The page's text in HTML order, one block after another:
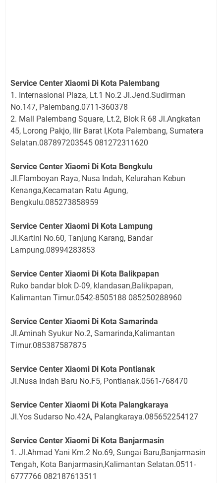
Service Center Xiaomi Di Kota Palembang
1. Internasional Plaza, Lt.1 No.2 Jl.Jend.Sudirman
No.147, Palembang.0711-360378
2. Mall Palembang Square, Lt.2, Blok R 68 Jl.Angkatan
45, Lorong Pakjo, Ilir Barat I,Kota Palembang, Sumatera
Selatan.087897203545 081272311620
Service Center Xiaomi Di Kota Bengkulu
Jl.Flamboyan Raya, Nusa Indah, Kelurahan Kebun
Kenanga,Kecamatan Ratu Agung,
Bengkulu.085273858959
Service Center Xiaomi Di Kota Lampung
Jl.Kartini No.60, Tanjung Karang, Bandar
Lampung.08994283853
Service Center Xiaomi Di Kota Balikpapan
Ruko bandar blok D-09, klandasan,Balikpapan,
Kalimantan Timur.0542-8505188 085250288960
Service Center Xiaomi Di Kota Samarinda
Jl.Aminah Syukur No.2, Samarinda,Kalimantan
Timur.085387587875
Service Center Xiaomi Di Kota Pontianak
Jl.Nusa Indah Baru No.F5, Pontianak.0561-768470
Service Center Xiaomi Di Kota Palangkaraya
Jl.Yos Sudarso No.42A, Palangkaraya.085652254127
Service Center Xiaomi Di Kota Banjarmasin
1. Jl.Ahmad Yani Km.2 No.69, Sungai Baru,Banjarmasin
Tengah, Kota Banjarmasin,Kalimantan Selatan.0511-
6777766 082187613511